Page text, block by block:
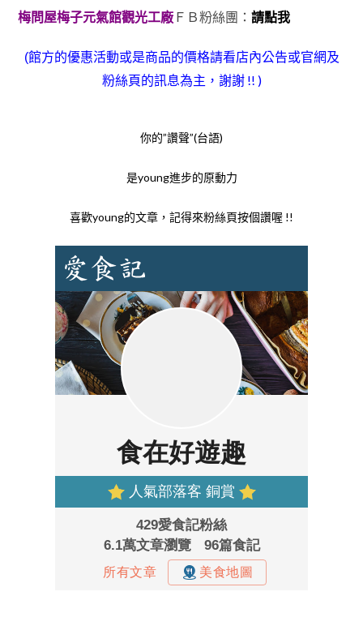
梅問屋梅子元氣館觀光工廠ＦＢ粉絲團： 請點我
(館方的優惠活動或是商品的價格請看店內公告或官網及
粉絲頁的訊息為主 ，謝謝 !! )
你的”讚聲”(台語)
是young進步的原動力
喜歡young的文章，記得來粉絲頁按個讚喔 !!